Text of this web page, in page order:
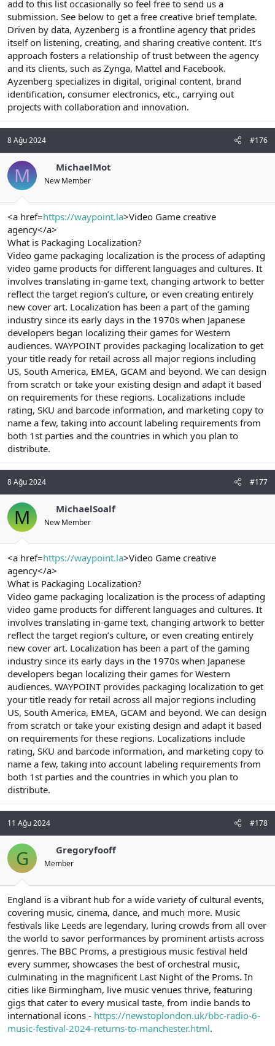
add to this list occasionally so feel free to send us a
submission. See below to get a free creative brief template.
Driven by data, Ayzenberg is a frontline agency that prides
itself on listening, creating, and sharing creative content. It’s
approach fosters a relationship of trust between the agency
and its clients, such as Zynga, Mattel and Facebook.
Ayzenberg specializes in digital, original content, brand
identification, consumer electronics, etc., carrying out
projects with collaboration and innovation.
8 Ağu 2024 #176
M MichaelMot
New Member
<a href=https://waypoint.la>Video Game creative
agency</a>
What is Packaging Localization?
Video game packaging localization is the process of adapting
video game products for different languages and cultures. It
involves translating in-game text, changing artwork to better
reflect the target region’s culture, or even creating entirely
new cover art. Localization has been a part of the gaming
industry since its early days in the 1970s when Japanese
developers began localizing their games for Western
audiences. WAYPOINT provides packaging localization to get
your title ready for retail across all major regions including
US, South America, EMEA, GCAM and beyond. We can design
from scratch or take your existing design and adapt it based
on requirements for these regions. Localizations include
rating, SKU and barcode information, and marketing copy to
name a few, taking into account labeling requirements from
both 1st parties and the countries in which you plan to
distribute.
8 Ağu 2024 #177
M MichaelSoalf
New Member
<a href=https://waypoint.la>Video Game creative
agency</a>
What is Packaging Localization?
Video game packaging localization is the process of adapting
video game products for different languages and cultures. It
involves translating in-game text, changing artwork to better
reflect the target region’s culture, or even creating entirely
new cover art. Localization has been a part of the gaming
industry since its early days in the 1970s when Japanese
developers began localizing their games for Western
audiences. WAYPOINT provides packaging localization to get
your title ready for retail across all major regions including
US, South America, EMEA, GCAM and beyond. We can design
from scratch or take your existing design and adapt it based
on requirements for these regions. Localizations include
rating, SKU and barcode information, and marketing copy to
name a few, taking into account labeling requirements from
both 1st parties and the countries in which you plan to
distribute.
11 Ağu 2024 #178
G Gregoryfooff
Member
England is a vibrant hub for a wide variety of cultural events,
covering music, cinema, dance, and much more. Music
festivals like Leeds are legendary, luring crowds from all over
the world to savor performances by prominent artists across
genres. The BBC Proms, a prestigious music festival held
every summer, showcases the best of orchestral music,
culminating in the magnificent Last Night of the Proms. In
cities like Birmingham, live music venues thrive, featuring
gigs that cater to every musical taste, from indie bands to
international icons - https://newstoplondon.uk/bbc-radio-6-
music-festival-2024-returns-to-manchester.html.